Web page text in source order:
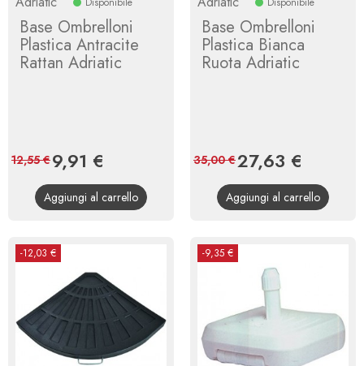
Base Ombrelloni
Plastica Antracite
Rattan Adriatic
Prezzo
9,91 €
base
12,55 €
Aggiungi al carrello
Base Ombrelloni
Plastica Bianca
Ruota Adriatic
Prezzo
27,63 €
base
35,00 €
Aggiungi al carrello
-12,03 € -9,35 €